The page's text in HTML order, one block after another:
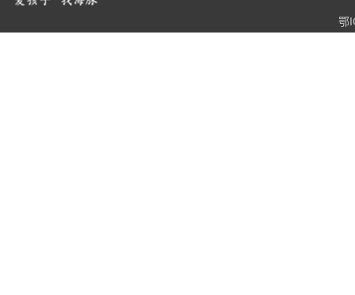
鄂